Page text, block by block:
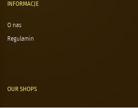
INFORMACJE
O nas
Regulamin
OUR SHOPS